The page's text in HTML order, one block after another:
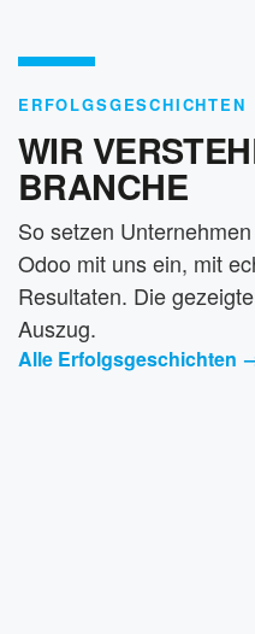
ERFOLGSGESCHICHTEN
WIR
BRANCHE
So setzen
Odoo mit uns ein, mit
Resultaten. Die
Auszug.
Alle Erfolgsgeschichten